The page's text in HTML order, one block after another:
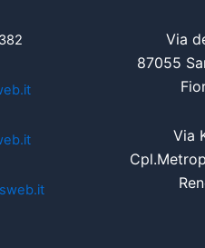
Via
87055
Via